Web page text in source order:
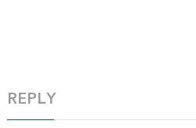
REPLY